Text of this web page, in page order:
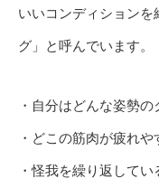
いいコンディション
グ」と呼んでいます。
・自分はどんな姿勢
・どこの筋肉が疲れ
・怪我を繰り返して